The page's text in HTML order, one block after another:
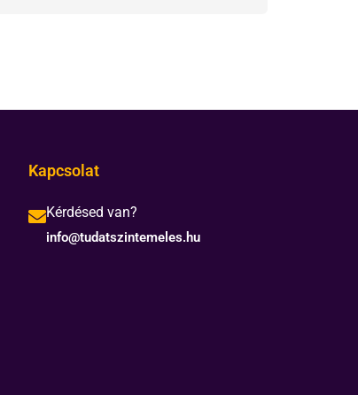
Kapcsolat
Kérdésed van?
info@tudatszintemeles.hu